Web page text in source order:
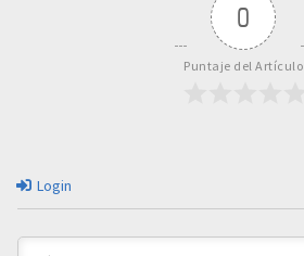
0
Puntaje del Artículo
Login